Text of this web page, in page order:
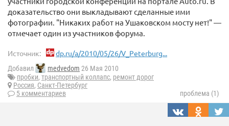
доказательство они выкладывают сделанные ими
фотографии. "Никаких работ на Ушаковском мосту нет!" —
отмечает один из участников форума.
Источник: dp.ru/a/2010/05/26/V_Peterburg...
Добавил medvedom 26 Мая 2010
пробки, транспортный коллапс, ремонт дорог
Россия, Санкт-Петербург
5 комментариев
проблема (1)